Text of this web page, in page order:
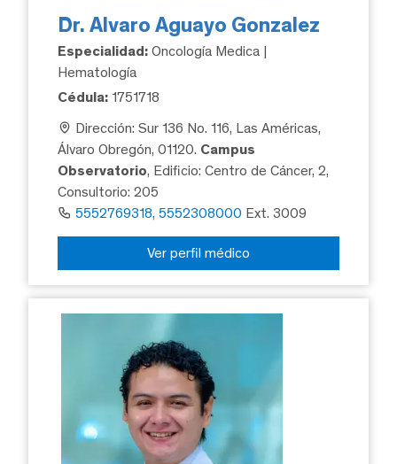
Dr. Alvaro Aguayo Gonzalez
Especialidad: Oncología Medica |
Hematología
Cédula: 1751718
Dirección: Sur 136 No. 116, Las Américas,
Álvaro Obregón, 01120. Campus
Observatorio, Edificio: Centro de Cáncer, 2,
Consultorio: 205
5552769318, 5552308000 Ext. 3009
Ver perfil médico